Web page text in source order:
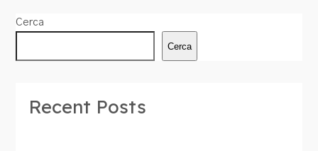
Cerca
Cerca
Recent Posts